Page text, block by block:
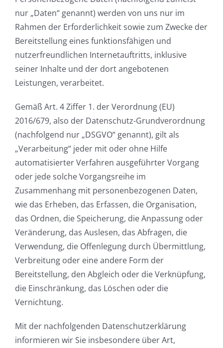
nur „Daten“ genannt) werden von uns nur im
Rahmen der Erforderlichkeit sowie zum Zwecke der
Bereitstellung eines funktionsfähigen und
nutzerfreundlichen Internetauftritts, inklusive
seiner Inhalte und der dort angebotenen
Leistungen, verarbeitet.
Gemäß Art. 4 Ziffer 1. der Verordnung (EU)
2016/679, also der Datenschutz-Grundverordnung
(nachfolgend nur „DSGVO“ genannt), gilt als
„Verarbeitung“ jeder mit oder ohne Hilfe
automatisierter Verfahren ausgeführter Vorgang
oder jede solche Vorgangsreihe im
Zusammenhang mit personenbezogenen Daten,
wie das Erheben, das Erfassen, die Organisation,
das Ordnen, die Speicherung, die Anpassung oder
Veränderung, das Auslesen, das Abfragen, die
Verwendung, die Offenlegung durch Übermittlung,
Verbreitung oder eine andere Form der
Bereitstellung, den Abgleich oder die Verknüpfung,
die Einschränkung, das Löschen oder die
Vernichtung.
Mit der nachfolgenden Datenschutzerklärung
informieren wir Sie insbesondere über Art,